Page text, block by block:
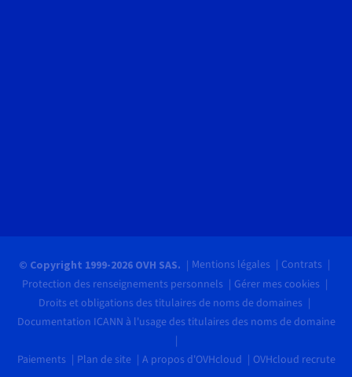
© Copyright 1999-2026 OVH SAS. Mentions légales
Contrats
Protection des renseignements personnels
Gérer mes cookies
Droits et obligations des titulaires de noms de domaines
Documentation ICANN à l'usage des titulaires des noms de domaine
Paiements Plan de site A propos d'OVHcloud OVHcloud recrute